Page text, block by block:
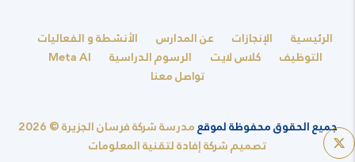
الرئيسية الإنجازات عن المدارس
الأنشطة و الفعاليات
التوظيف
كلاس لايت الرسوم الدراسية
Meta AI
تواصل معنا
جميع الحقوق محفوظة لموقعمدرسة شركة فرسان الجزيرة © 2026
تصميم شركة إفادة لتقنية المعلومات